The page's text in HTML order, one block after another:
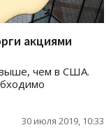
акциями
выше, чем в США.
30 июля 2019, 10:33